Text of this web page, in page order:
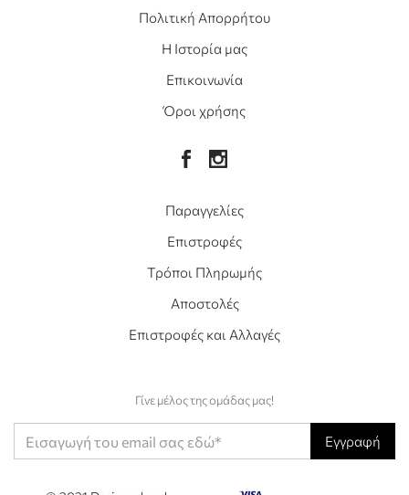
Πολιτική Απορρήτου
Η Ιστορία μας
Επικοινωνία
Όροι χρήσης
Παραγγελίες
Επιστροφές
Τρόποι Πληρωμής
Αποστολές
Επιστροφές και Αλλαγές
Γίνε μέλος της ομάδας μας!
Εγγραφή